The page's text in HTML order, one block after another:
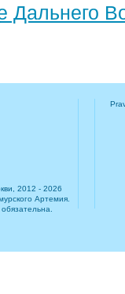
Дальнего
2012 - 2026
Артемия.